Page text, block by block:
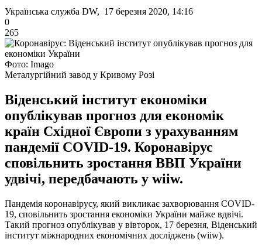
Українська служба DW, 17 березня 2020, 14:16
0
265
Фото: Imagо
Металургійний завод у Кривому Розі
Віденський інститут економіки
опублікував прогноз для економік
країн Східної Європи з урахуванням
пандемії COVID-19. Коронавірус
сповільнить зростання ВВП України
удвічі, передбачають у wiiw.
Пандемія коронавірусу, який викликає захворювання COVID-
19, сповільнить зростання економіки України майже вдвічі.
Такий прогноз опублікував у вівторок, 17 березня, Віденський
інститут міжнародних економічних досліджень (wiiw).